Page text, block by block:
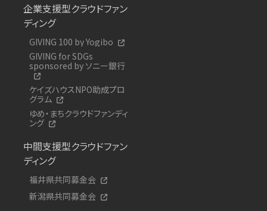
企業支援型クラウドファン
ディング
GIVING 100 by Yogibo
GIVING for SDGs
sponsored by ソニー銀行
ケイズハウスNPO助成プロ
グラム
ゆめ・まちクラウドファンディ
ング
中間支援型クラウドファン
ディング
福井県共同募金会
新潟県共同募金会